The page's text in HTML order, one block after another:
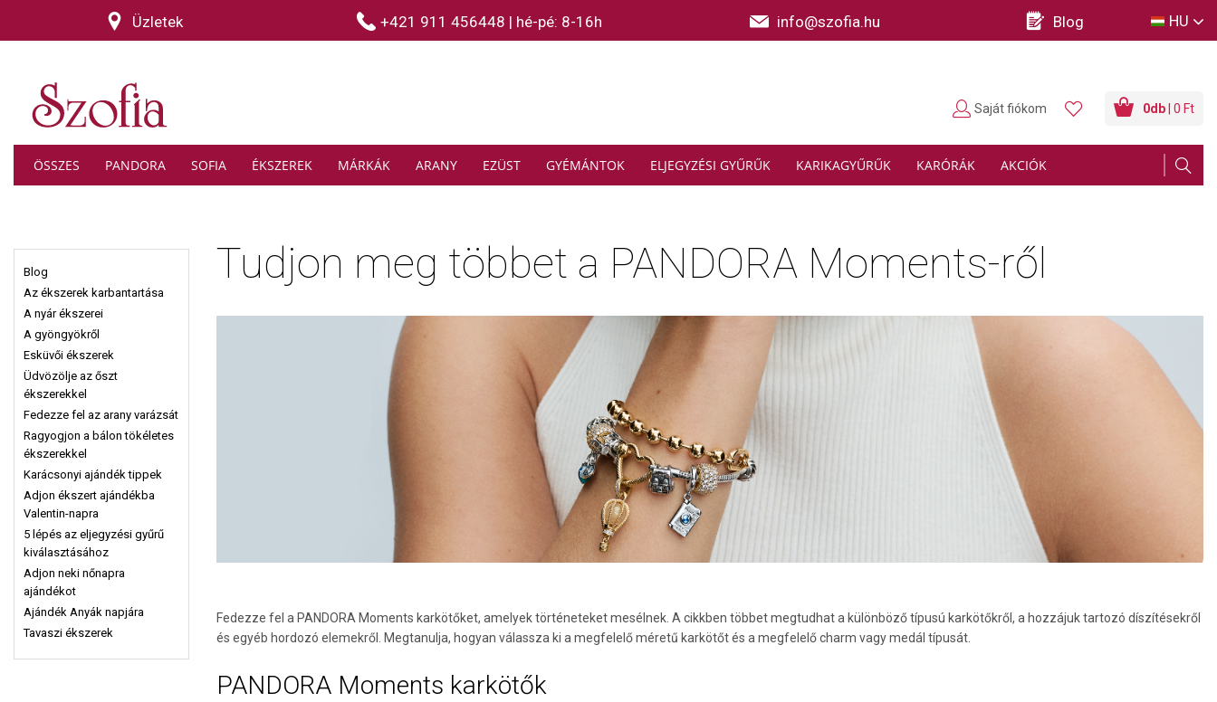
Üzletek +421 911 456448 | hé-pé: 8-16h info@szofia.hu Blog HU
ÖSSZES PANDORA SOFIA ÉKSZEREK MÁRKÁK ARANY EZÜST GYÉMÁNTOK ELJEGYZÉSI GYŰRŰK KARIKAGYŰRŰK KARÓRÁK AKCIÓK
0db | 0 Ft
Saját fiókom
Blog
Az ékszerek karbantartása
A nyár ékszerei
A gyöngyökről
Esküvői ékszerek
Üdvözölje az őszt
ékszerekkel
Fedezze fel az arany varázsát
Ragyogjon a bálon tökéletes
ékszerekkel
Karácsonyi ajándék tippek
Adjon ékszert ajándékba
Valentin-napra
5 lépés az eljegyzési gyűrű
kiválasztásához
Adjon neki nőnapra
ajándékot
Ajándék Anyák napjára
Tavaszi ékszerek
Tudjon meg többet a PANDORA Moments-ről
Fedezze fel a PANDORA Moments karkötőket, amelyek történeteket mesélnek. A cikkben többet megtudhat a különböző típusú karkötőkről, a hozzájuk tartozó díszítésekről
és egyéb hordozó elemekrő l. Megtanulja, hogyan válassza ki a megfelelő méretű karkötőt és a megfelelő charm vagy medál típusát.
PANDORA Moments karkötők